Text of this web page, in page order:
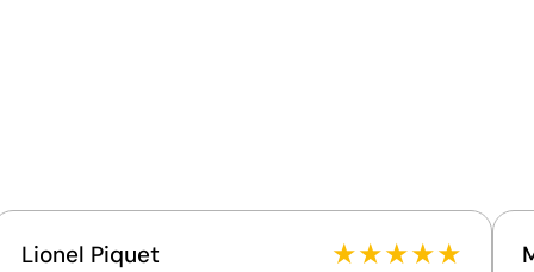
Fournisseur lié à une usine auditée selon une norme
reconnue, garantissant la vérification des
conditions de travail.
Lionel Piquet ★★★★★